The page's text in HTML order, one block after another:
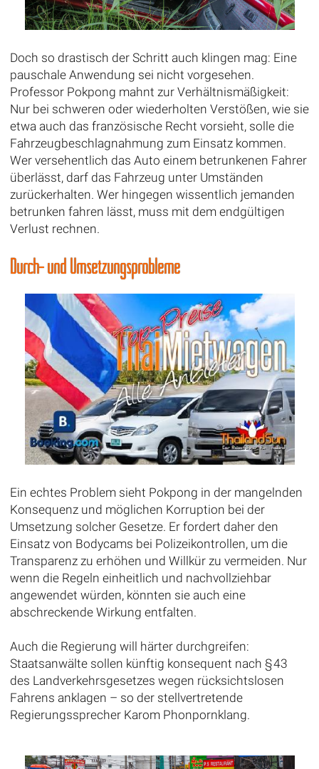
Doch so drastisch der Schritt auch klingen mag: Eine
pauschale Anwendung sei nicht vorgesehen.
Professor Pokpong mahnt zur Verhältnismäßigkeit:
Nur bei schweren oder wiederholten Verstößen, wie sie
etwa auch das französische Recht vorsieht, solle die
Fahrzeugbeschlagnahmung zum Einsatz kommen.
Wer versehentlich das Auto einem betrunkenen Fahrer
überlässt, darf das Fahrzeug unter Umständen
zurückerhalten. Wer hingegen wissentlich jemanden
betrunken fahren lässt, muss mit dem endgültigen
Verlust rechnen.
Durch- und Umsetzungsprobleme
Ein echtes Problem sieht Pokpong in der mangelnden
Konsequenz und möglichen Korruption bei der
Umsetzung solcher Gesetze. Er fordert daher den
Einsatz von Bodycams bei Polizeikontrollen, um die
Transparenz zu erhöhen und Willkür zu vermeiden. Nur
wenn die Regeln einheitlich und nachvollziehbar
angewendet würden, könnten sie auch eine
abschreckende Wirkung entfalten.
Auch die Regierung will härter durchgreifen:
Staatsanwälte sollen künftig konsequent nach § 43
des Landverkehrsgesetzes wegen rücksichtslosen
Fahrens anklagen – so der stellvertretende
Regierungssprecher Karom Phonpornklang.